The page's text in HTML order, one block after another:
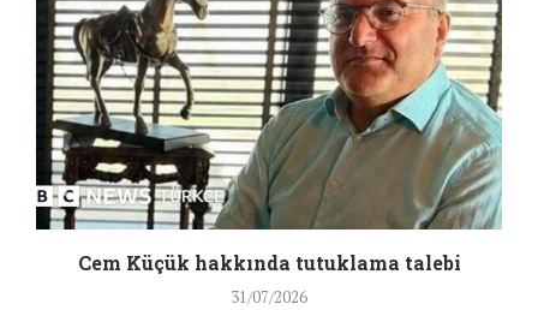
Cem Küçük hakkında tutuklama talebi
31/07/2026